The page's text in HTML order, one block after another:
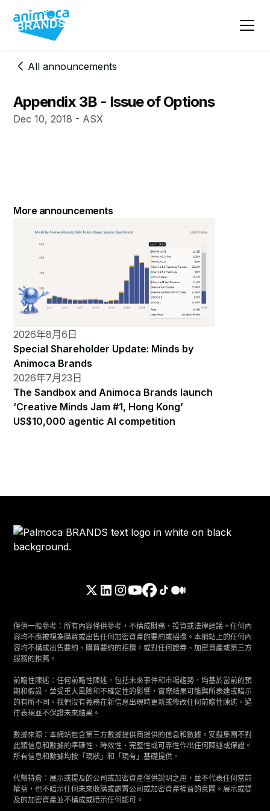
All announcements
Appendix 3B - Issue of Options
Dec 10, 2018 - ASX
More announcements
2026年8月6日
Special Shareholder Update: Minds by
Animoca Brands
2026年7月23日
The Sandbox and Animoca Brands launch
‘Creative Minds Jam #1, Hong Kong’
US$10,000 agentic AI competition
僅供一般參考：所有內容僅供參考，不構成財務、投資或法律建議。任何內
容均不應被視為購買或出售任何加密資產的要約或招攬。本網站上的任何內
容均不構成出售要約、購買要約的招攬，或對任何證券、加密資產或第三方
服務的推薦。
前瞻性陳述：任何前瞻性陳述，包括未來事件和市場趨勢，均基於當前的預
期和假設，並受重大風險和不確定性的影響，實際結果可能與所表達或暗示
的有所不同。我們沒有義務在新信息出現時更新或修改任何前瞻性陳述。過
往表現並不保證未來結果。
數據來源：本網站包含第三方數據提供商提供的信息和數據。安擬集團不對
此類信息和數據的準確性、時效性、完整性或可靠性作出任何陳述或保證。
所有信息和數據均按「現狀」和「現有」基礎提供。
代幣持倉：展示或提及的公司或加密資產僅供說明之用，並不代表任何當前
權益，也不暗示任何未來收購或處置公司或加密資產權益的意圖。展示或提
及的加密資產並不構成或暗示任何認可。